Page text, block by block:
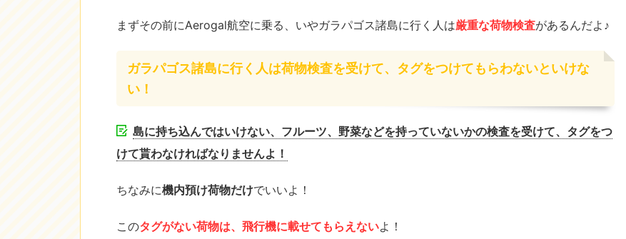
まずその前にAerogal航空に乗る、いやガラパゴス諸島に行く人は厳重な荷物検査があるんだよ♪
ガラパゴス諸島に行く人は荷物検査を受けて、タグをつけてもらわないといけな
い！
島に持ち込んではいけない、フルーツ、野菜などを持っていないかの検査を受けて、タグをつ
けて貰わなければなりませんよ！
ちなみに機内預け荷物だけでいいよ！
このタグがない荷物は、飛行機に載せてもらえないよ！